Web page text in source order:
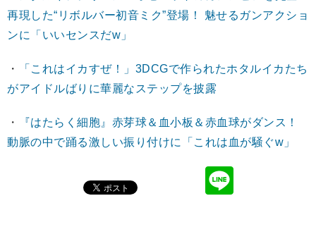
再現した“リボルバー初音ミク”登場！ 魅せるガンアクショ
ンに「いいセンスだw」
・
「これはイカすぜ！」3DCGで作られたホタルイカたち
がアイドルばりに華麗なステップを披露
・
『はたらく細胞』赤芽球＆血小板＆赤血球がダンス！
動脈の中で踊る激しい振り付けに「これは血が騒ぐw」